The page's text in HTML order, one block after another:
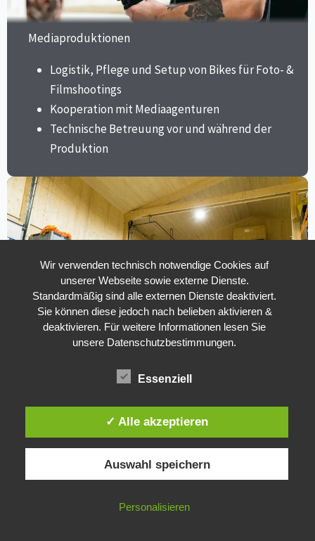
Mediaproduktionen
Logistik, Pflege und Setup von Bikes für Foto- &
Filmshootings
Kooperation mit Mediaagenturen
Technische Betreuung vor und während der
Produktion
Eigenes Lager für Branding-, Messe- und
Zentrale Lagerung und Kommissionierung
Abhängigkeiten
Wir verwenden technisch notwendige Cookies auf
unserer Webseite sowie externe Dienste.
Standardmäßig sind alle externen Dienste deaktiviert.
Sie können diese jedoch nach belieben aktivieren &
deaktivieren. Für weitere Informationen lesen Sie
unsere Datenschutzbestimmungen.
Essenziell
✓ Alle akzeptieren
Auswahl speichern
Personalisieren